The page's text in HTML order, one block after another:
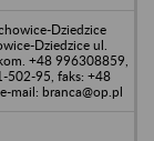
Dziedzice
Dziedzice ul.
+48 996308859,
502-95, faks: +48
mail: branca@op.pl